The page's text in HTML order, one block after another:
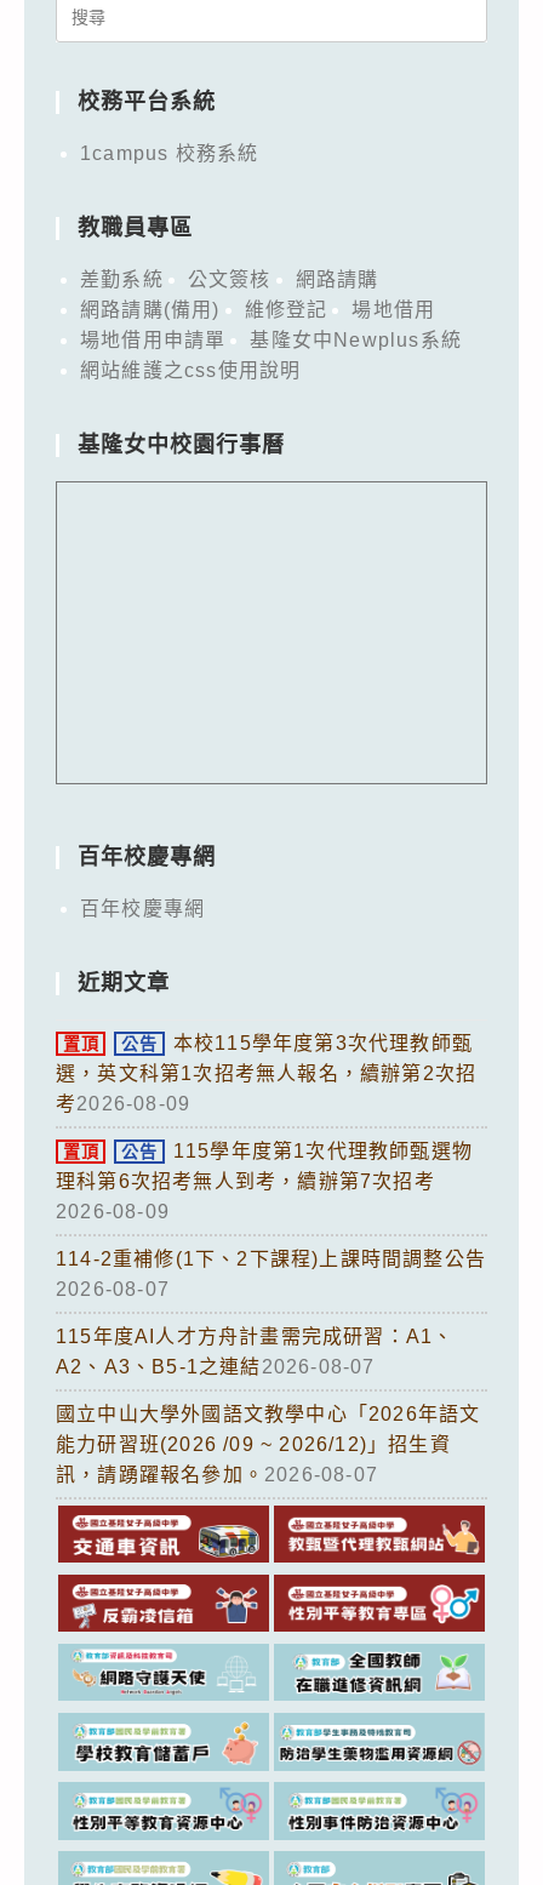
Search
校務平台系統
1campus 校務系統
教職員專區
差勤系統 公文簽核
網路請購
網路請購(備用)
維修登記
場地借用
場地借用申請單
基隆女中Newplus系統
網站維護之css使用說明
基隆女中校園行事曆
百年校慶專網
百年校慶專網
近期文章
置頂 公告
本校115學年度第3次代理教師甄
選，英文科第1次招考無人報名，續辦第2次招
考2026-08-09
置頂 公告
115學年度第1次代理教師甄選物
理科第6次招考無人到考，續辦第7次招考
2026-08-09
114-2重補修(1下、2下課程)上課時間調整公告
2026-08-07
115年度AI人才方舟計畫需完成研習：A1、
A2、A3、B5-1之連結2026-08-07
國立中山大學外國語文教學中心「2026年語文
能力研習班(2026 /09 ~ 2026/12)」招生資
訊，請踴躍報名參加。 2026-08-07